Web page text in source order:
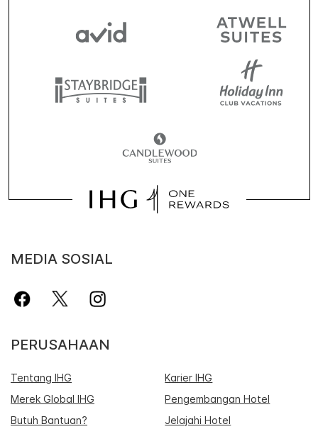
MEDIA SOSIAL
PERUSAHAAN
Tentang IHG
Karier IHG
Merek Global IHG
Pengembangan Hotel
Butuh Bantuan?
Jelajahi Hotel